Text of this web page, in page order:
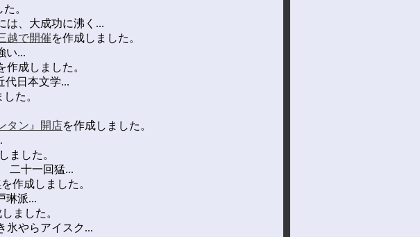
。
は、大成功に沸く...
越で開催を作成しました。
い...
作成しました。
日本文学...
た。
タン』開店を作成しました。
ました。
十一回猛...
を作成しました。
琳派...
ました。
氷やらアイスク...